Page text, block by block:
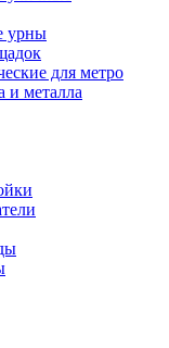
урны
для метро
и металла